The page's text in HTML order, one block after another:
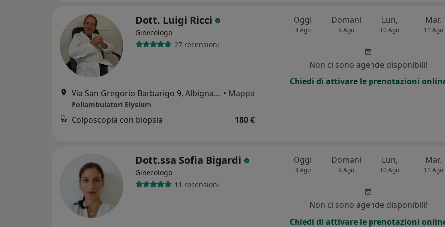
Dott. Luigi Ricci
Ginecologo
27 recensioni
Via San Gregorio Barbarigo 9, Albignasego • Mappa
Poliambulatori Elysium
Colposcopia con biopsia 180 €
Oggi
8 Ago
Domani
9 Ago
Lun,
10 Ago
Mar,
11 Ago
Non ci sono agende disponibili!
Chiedi di attivare le prenotazioni
Dott.ssa Sofia Bigardi
Ginecologo
11 recensioni
Oggi
8 Ago
Domani
9 Ago
Lun,
10 Ago
Mar,
11 Ago
Non ci sono agende disponibili!
Chiedi di attivare le prenotazioni